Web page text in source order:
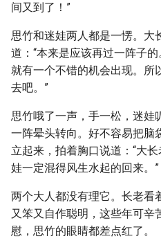
间又到了！”
思竹和迷娃两人都是一愣。大
道：“本来是应该再过一阵子
就有一个不错的机会出现。所
去吧。”
思竹哦了一声，手一松，迷娃
一阵晕头转向。好不容易把脑
立起来，拍着胸口说道：“大
娃一定混得风生水起的回来。”
两个大人都没有理它。长老看
又笨又自作聪明，这些年可辛
慰，思竹的眼睛都差点红了。